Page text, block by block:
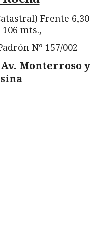
Frente 6,30
mts.,
Nº 157/002
Monterroso y